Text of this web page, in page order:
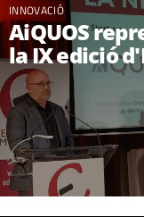
INNOVACIÓ
AiQUOS
la IX edició